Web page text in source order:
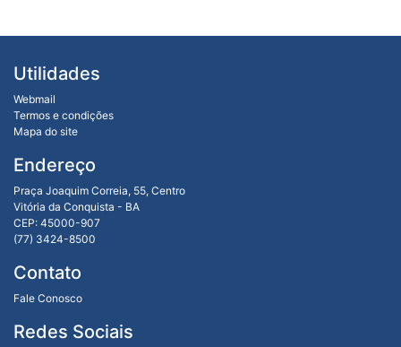
Utilidades
Webmail
Termos e condições
Mapa do site
Endereço
Praça Joaquim Correia, 55, Centro
Vitória da Conquista - BA
CEP: 45000-907
(77) 3424-8500
Contato
Fale Conosco
Redes Sociais